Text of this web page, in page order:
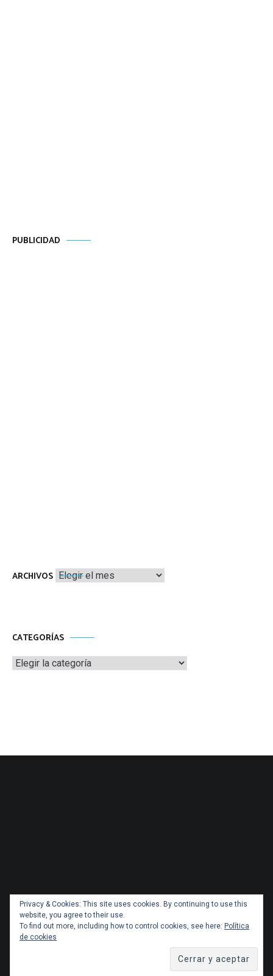
PUBLICIDAD
ARCHIVOS Archivos
CATEGORÍAS
Categorías
Copyright 2026 Administracionytransportes.cl Todos los
. Orgullosamente
Privacy & Cookies: This site uses cookies. By continuing to use this
website, you agree to their use.
To find out more, including how to control cookies, see here: Política
de cookies